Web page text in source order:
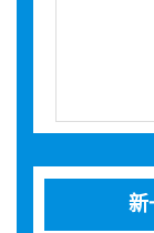
新